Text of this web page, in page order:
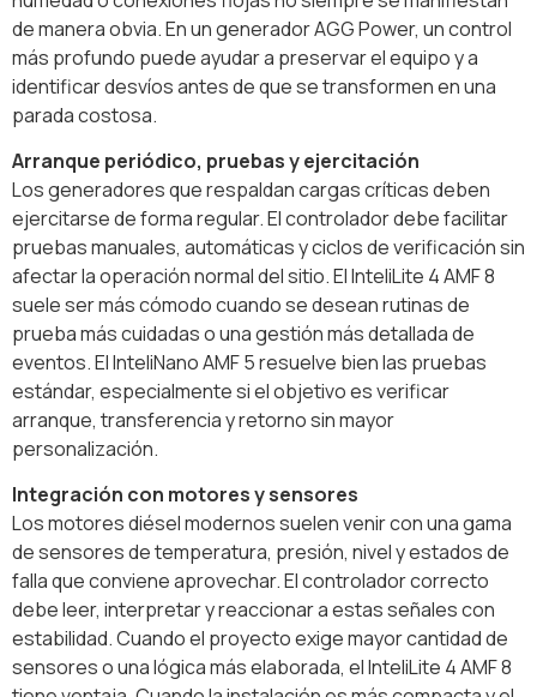
de manera obvia. En un generador AGG Power, un control
más profundo puede ayudar a preservar el equipo y a
identificar desvíos antes de que se transformen en una
parada costosa.
Arranque periódico, pruebas y ejercitación
Los generadores que respaldan cargas críticas deben
ejercitarse de forma regular. El controlador debe facilitar
pruebas manuales, automáticas y ciclos de verificación sin
afectar la operación normal del sitio. El InteliLite 4 AMF 8
suele ser más cómodo cuando se desean rutinas de
prueba más cuidadas o una gestión más detallada de
eventos. El InteliNano AMF 5 resuelve bien las pruebas
estándar, especialmente si el objetivo es verificar
arranque, transferencia y retorno sin mayor
personalización.
Integración con motores y sensores
Los motores diésel modernos suelen venir con una gama
de sensores de temperatura, presión, nivel y estados de
falla que conviene aprovechar. El controlador correcto
debe leer, interpretar y reaccionar a estas señales con
estabilidad. Cuando el proyecto exige mayor cantidad de
sensores o una lógica más elaborada, el InteliLite 4 AMF 8